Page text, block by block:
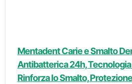
Mentadent Carie e Smalto
Antibatterica 24h,
Rinforza lo Smalto,